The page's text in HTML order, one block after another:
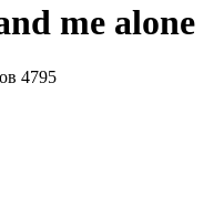
me alone
4795